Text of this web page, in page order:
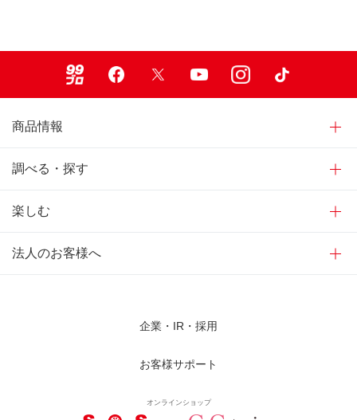
商品情報
調べる・探す
楽しむ
法人のお客様へ
企業・IR・採用
お客様サポート
オンラインショップ